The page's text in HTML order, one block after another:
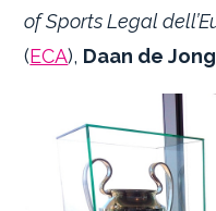
of Sports Legal
(ECA), Daan de Jong